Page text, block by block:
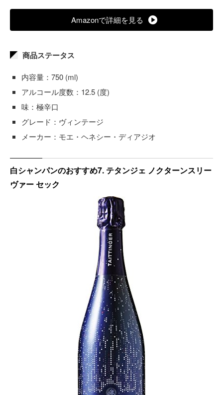
Amazonで詳細を見る
商品ステータス
内容量：750 (ml)
アルコール度数：12.5 (度)
味：極辛口
グレード：ヴィンテージ
メーカー：モエ・ヘネシー・ディアジオ
白シャンパンのおすすめ7. テタンジェ ノクターンスリー
ヴァー セック